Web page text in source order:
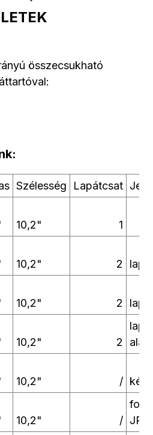
összecsukható
Szélesség Lapátcsat
10,2"
1
10,2" 2
10,2" 2
10,2" 2
10,2" /
10,2" /